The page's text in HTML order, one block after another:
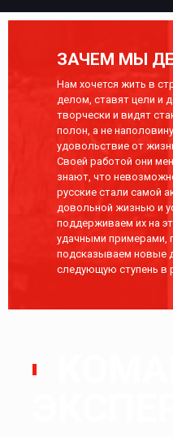
ЗАЧЕМ МЫ
Нам хочется жить в
делом, ставят цели и
творчески и видят
полон, а не
удовольствие от
Своей работой они
знают, что
русские стали самой
довольной жизнью и
поддерживаем их на
удачными примерами,
подсказываем новые
следующую ступень в